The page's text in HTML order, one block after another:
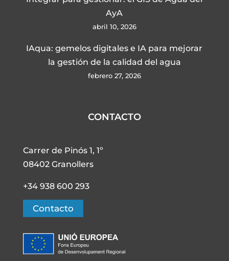
AyA
abril 10, 2026
IAqua: gemelos digitales e IA para mejorar
la gestión de la calidad del agua
febrero 27, 2026
CONTACTO
Carrer de Pinós 1, 1º
08402 Granollers
+34 938 600 293
Contacto